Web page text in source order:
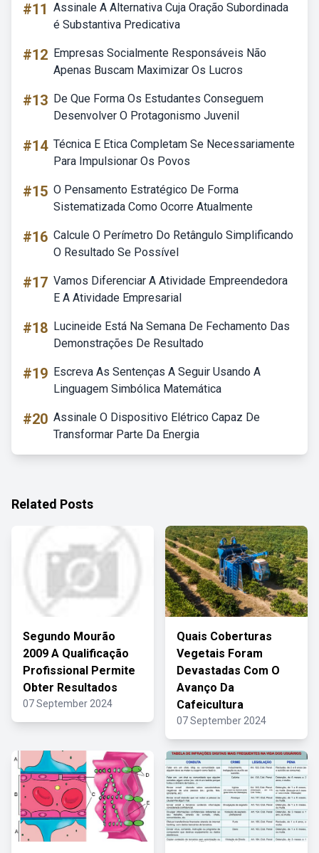
#11 Assinale A Alternativa Cuja Oração Subordinada
é Substantiva Predicativa
#12 Empresas Socialmente Responsáveis Não
Apenas Buscam Maximizar Os Lucros
#13 De Que Forma Os Estudantes Conseguem
Desenvolver O Protagonismo Juvenil
#14 Técnica E Etica Completam Se Necessariamente
Para Impulsionar Os Povos
#15 O Pensamento Estratégico De Forma
Sistematizada Como Ocorre Atualmente
#16 Calcule O Perímetro Do Retângulo Simplificando
O Resultado Se Possível
#17 Vamos Diferenciar A Atividade Empreendedora
E A Atividade Empresarial
#18 Lucineide Está Na Semana De Fechamento Das
Demonstrações De Resultado
#19 Escreva As Sentenças A Seguir Usando A
Linguagem Simbólica Matemática
#20 Assinale O Dispositivo Elétrico Capaz De
Transformar Parte Da Energia
Related Posts
Segundo Mourão
2009 A Qualificação
Profissional Permite
Obter Resultados
07 September 2024
Quais Coberturas
Vegetais Foram
Devastadas Com O
Avanço Da
Cafeicultura
07 September 2024